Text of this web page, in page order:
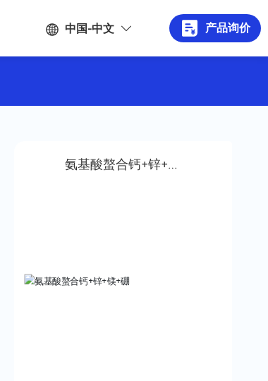
中国-中文 产品询价
氨基酸螯合钙+锌+镁